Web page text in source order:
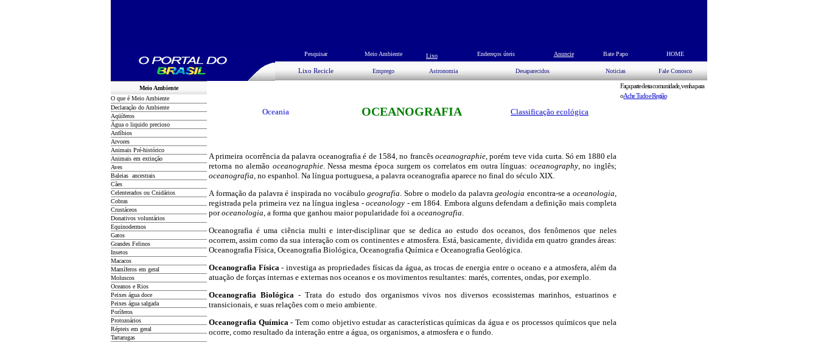
Pesquisar Meio Ambiente Lixo Endereços úteis Anuncie Bate Papo HOME
Lixo Recicle Emprego Astronomia Desaparecidos Noticias Fale Conosco
Meio Ambiente
O que é Meio Ambiente
Declaração do Ambiente
Aqüíferos
Água o liquido precioso
Anfíbios
Arvores
Animais Pré-histórico
Animais em extinção
Aves
Baleias ancestrais
Cães
Celenterados ou Cnidários
Cobras
Crustáceos
Donativos voluntários
Equinodermos
Gatos
Grandes Felinos
Insetos
Macacos
Mamíferos em geral
Moluscos
Oceanos e Rios
Peixes água doce
Peixes água salgada
Poríferos
Protozoários
Répteis em geral
Tartarugas
OCEANOGRAFIA
Oceania Classificação ecológica
A primeira ocorrência da palavra oceanografia é de 1584, no francêsoceanographie, porém teve vida curta. Só em 1880 ela
retorna no alemão oceanographie. Nessa mesma época surgem os correlatos em outra línguas: oceanography, no inglês;
oceanografia, no espanhol. Na língua portuguesa, a palavra oceanografia aparece no final do século XIX.
A formação da palavra é inspirada no vocábulogeografia. Sobre o modelo da palavrageologia encontra-se aoceanologia,
registrada pela primeira vez na língua inglesa -oceanology - em 1864. Embora alguns defendam a definição mais completa
poroceanologia, a forma que ganhou maior popularidade foi a oceanografia.
Oceanografia é uma ciência multi e inter-disciplinar que se dedica ao estudo dos oceanos, dos fenômenos que neles
ocorrem, assim como da sua interação com os continentes e atmosfera. Está, basicamente, dividida em quatro grandes áreas:
Oceanografia Física, Oceanografia Biológica, Oceanografia Química e Oceanografia Geológica.
Oceanografia Física- investiga as propriedades físicas da água, as trocas de energia entre o oceano e a atmosfera, além da
atuação de forças internas e externas nos oceanos e os movimentos resultantes: marés, correntes, ondas, por exemplo.
Oceanografia Biológica- Trata do estudo dos organismos vivos nos diversos ecossistemas marinhos, estuarinos e
transicionais, e suas relações com o meio ambiente.
Oceanografia Química- Tem como objetivo estudar as características químicas da água e os processos químicos que nela
ocorre, como resultado da interação entre a água, os organismos, a atmosfera e o fundo.
Faça parte desta comunidade, venha para
oAche Tudo e Região